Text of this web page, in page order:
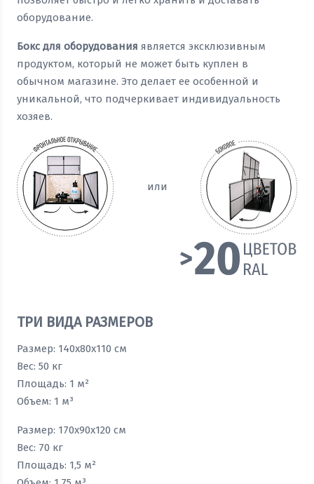
оборудование.
Бокс для оборудования является эксклюзивным
продуктом, который не может быть куплен в
обычном магазине. Это делает ее особенной и
уникальной, что подчеркивает индивидуальность
хозяев.
или
ТРИ ВИДА РАЗМЕРОВ
Размер: 140x80x110 см
Вес: 50 кг
Площадь: 1 м²
Объем: 1 м³
Размер: 170x90x120 см
Вес: 70 кг
Площадь: 1,5 м²